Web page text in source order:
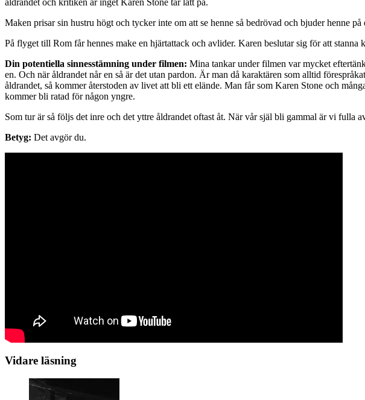
Maken prisar sin hustru högt och tycker inte om att se henne så bedrövad och bjuder henne
På flyget till Rom får hennes make en hjärtattack och avlider. Karen beslutar sig för att
Din potentiella sinnesstämning under filmen: Mina tankar under filmen var mycket
en. Och när åldrandet når en så är det utan pardon. Är man då karaktären som alltid
åldrandet, så kommer återstoden av livet att bli ett elände. Man får som Karen Stone och
kommer bli ratad för någon yngre.
Som tur är så följs det inre och det yttre åldrandet oftast åt. När vår själ bli gammal är vi fulla
Betyg: Det avgör du.
Vidare läsning